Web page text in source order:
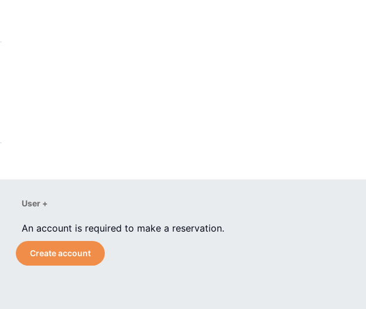
User +
An account is required to make a reservation.
Create account